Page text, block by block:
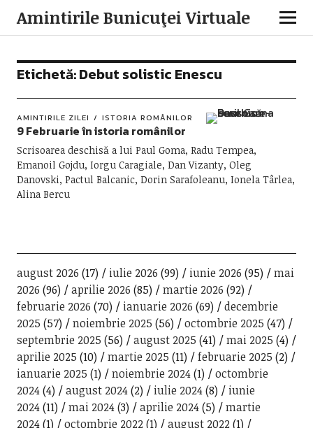
Amintirile Bunicuţei Virtuale
Etichetă:Debut solistic Enescu
AMINTIRILE ZILEI ISTORIA ROMÂNILOR
9 Februarie în istoria românilor
Scrisoarea deschisă a lui Paul Goma, Radu Tempea,
Emanoil Gojdu, Iorgu Caragiale, Dan Vizanty, Oleg
Danovski, Pactul Balcanic, Dorin Sarafoleanu, Ionela Târlea,
Alina Bercu
august 2026 (17) iulie 2026 (99) iunie 2026 (95)
mai
2026 (96) aprilie 2026 (85) martie 2026 (92)
februarie 2026 (70) ianuarie 2026 (69)
decembrie
2025 (57) noiembrie 2025 (56) octombrie 2025 (47)
septembrie 2025 (56) august 2025 (41) mai 2025 (4)
aprilie 2025 (10) martie 2025 (11) februarie 2025 (2)
ianuarie 2025 (1) noiembrie 2024(1)
octombrie
2024(4) august 2024(2) iulie 2024(8)
iunie
2024(11) mai 2024(3) aprilie 2024(5)
martie
2024(1) octombrie 2022(1) august 2022(1)